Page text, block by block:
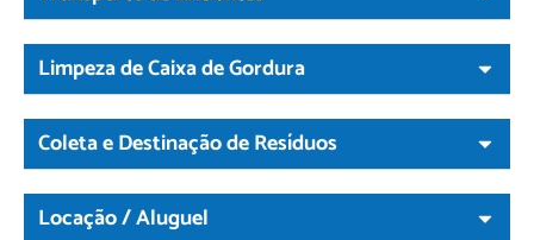
Limpeza de Caixa de Gordura
Coleta e Destinação de Resíduos
Locação / Aluguel